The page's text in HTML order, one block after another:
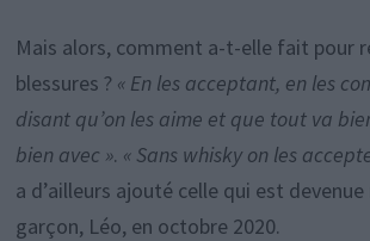
Mais alors, comment a-t-elle fait pour
blessures ? « En les acceptant, en les
disant qu’on les aime et que tout va
bien avec ». « Sans whisky on les
a d’ailleurs ajouté celle qui est
garçon, Léo, en octobre 2020.